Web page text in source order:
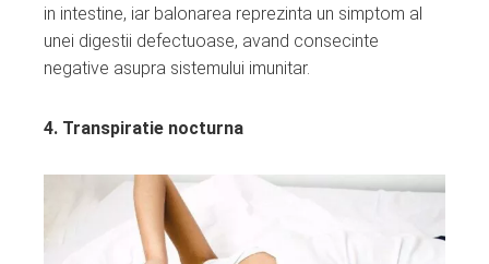
in intestine, iar balonarea reprezinta un simptom al
unei digestii defectuoase, avand consecinte
negative asupra sistemului imunitar.
4. Transpiratie nocturna